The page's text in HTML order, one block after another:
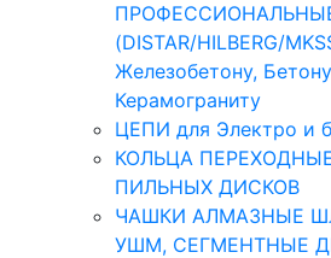
(DISTAR/HILBERG/
Железобетону,
Керамограниту
ЦЕПИ для Электро и
КОЛЬЦА
ПИЛЬНЫХ ДИСКОВ
ЧАШКИ АЛМАЗНЫЕ
УШМ, СЕГМЕНТНЫЕ